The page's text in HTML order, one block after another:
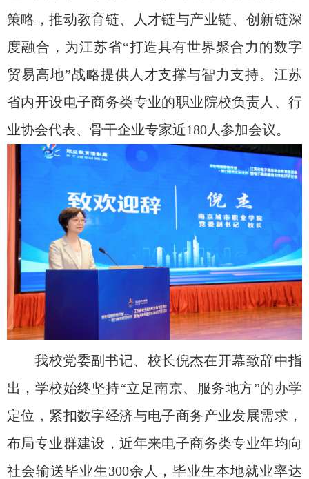
策略，推动教育链、人才链与产业链、创新链深
度融合，为江苏省“打造具有世界聚合力的数字
贸易高地”战略提供人才支撑与智力支持。江苏
省内开设电子商务类专业的职业院校负责人、行
业协会代表、骨干企业专家近180人参加会议。
我校党委副书记、校长倪杰在开幕致辞中指
出，学校始终坚持“立足南京、服务地方”的办学
定位，紧扣数字经济与电子商务产业发展需求，
布局专业群建设，近年来电子商务类专业年均向
社会输送毕业生300余人，毕业生本地就业率达